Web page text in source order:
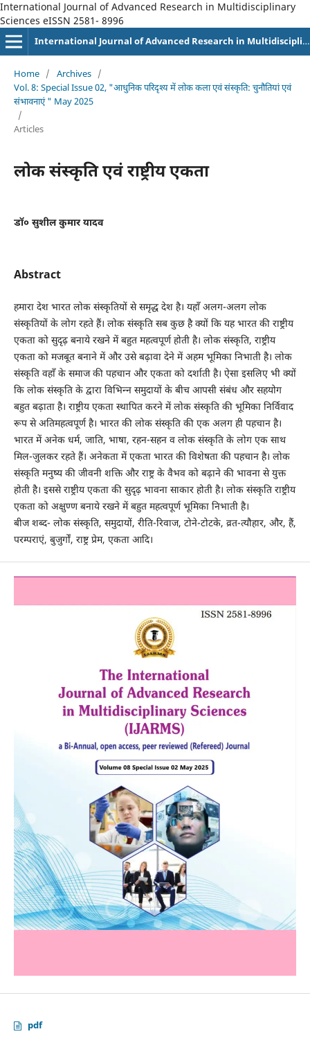
International Journal of Advanced Research in Multidisciplinary
Sciences eISSN 2581- 8996
International Journal of Advanced Research in Multidisciplinary Sciences eISSN 2581-8996
Home / Archives /
Vol. 8: Special Issue 02, "आधुनिक परिदृश्य में लोक कला एवं संस्कृति: चुनौतियां एवं
संभावनाएं " May 2025
/
Articles
लोक संस्कृति एवं राष्ट्रीय एकता
डॉ० सुशील कुमार यादव
Abstract
हमारा देश भारत लोक संस्कृतियों से समृद्ध देश है। यहाँ अलग-अलग लोक
संस्कृतियों के लोग रहते हैं। लोक संस्कृति सब कुछ है क्यों कि यह भारत की राष्ट्रीय
एकता को सुदृढ़ बनाये रखने में बहुत महत्वपूर्ण होती है। लोक संस्कृति, राष्ट्रीय
एकता को मजबूत बनाने में और उसे बढ़ावा देने में अहम भूमिका निभाती है। लोक
संस्कृति वहाँ के समाज की पहचान और एकता को दर्शाती है। ऐसा इसलिए भी क्यों
कि लोक संस्कृति के द्वारा विभिन्न समुदायों के बीच आपसी संबंध और सहयोग
बहुत बढ़ाता है। राष्ट्रीय एकता स्थापित करने में लोक संस्कृति की भूमिका निर्विवाद
रूप से अतिमहत्वपूर्ण है। भारत की लोक संस्कृति की एक अलग ही पहचान है।
भारत में अनेक धर्म, जाति, भाषा, रहन-सहन व लोक संस्कृति के लोग एक साथ
मिल-जुलकर रहते हैं। अनेकता में एकता भारत की विशेषता की पहचान है। लोक
संस्कृति मनुष्य की जीवनी शक्ति और राष्ट्र के वैभव को बढ़ाने की भावना से युक्त
होती है। इससे राष्ट्रीय एकता की सुदृढ़ भावना साकार होती है। लोक संस्कृति राष्ट्रीय
एकता को अक्षुण्ण बनाये रखने में बहुत महत्वपूर्ण भूमिका निभाती है।
बीज शब्द- लोक संस्कृति, समुदायों, रीति-रिवाज, टोने-टोटके, व्रत-त्यौहार, और, हैं,
परम्पराएं, बुजुर्गों, राष्ट्र प्रेम, एकता आदि।
pdf